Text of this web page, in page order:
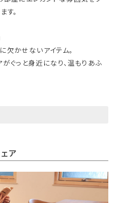
す。
欠かせないアイテム。
ぐっと身近になり、温もりあふ
ア